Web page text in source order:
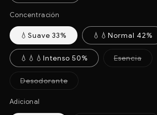
Concentración
💧Suave 33% 💧💧Normal 42%
💧💧💧Intenso 50% Esencia
DesodoranteVariante
agotada
Adicional